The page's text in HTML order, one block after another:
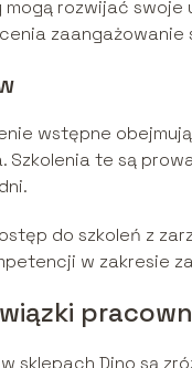
rozwijać
wstępne
Szkolenia te są
do szkoleń z
w zakresie
sklepach Dino są